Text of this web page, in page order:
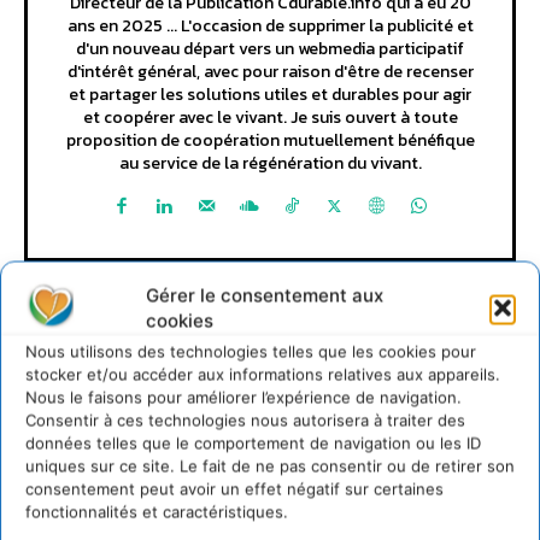
Gérer le consentement aux
cookies
Nous utilisons des technologies telles que les cookies pour
stocker et/ou accéder aux informations relatives aux appareils.
Nous le faisons pour améliorer l’expérience de navigation.
Consentir à ces technologies nous autorisera à traiter des
données telles que le comportement de navigation ou les ID
uniques sur ce site. Le fait de ne pas consentir ou de retirer son
consentement peut avoir un effet négatif sur certaines
fonctionnalités et caractéristiques.
ans en 2025 ... L'occasion de supprimer la publicité et
d'un nouveau départ vers un webmedia participatif
d'intérêt général, avec pour raison d'être de recenser
et partager les solutions utiles et durables pour agir
et coopérer avec le vivant. Je suis ouvert à toute
proposition de coopération mutuellement bénéfique
au service de la régénération du vivant.
Lire aussi
Soutenir un pastoralisme durable en faveur de
socio-écosystèmes résilients